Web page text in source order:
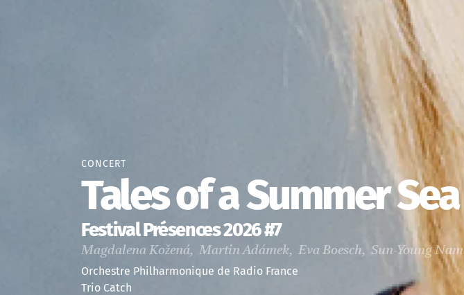
CONCERT
Tales of a Summer Sea
Festival Présences 2026 #7
Magdalena Kožená, Martin Adámek, Eva Boesch, Sun-Young Nam
Orchestre Philharmonique de Radio France
Trio Catch